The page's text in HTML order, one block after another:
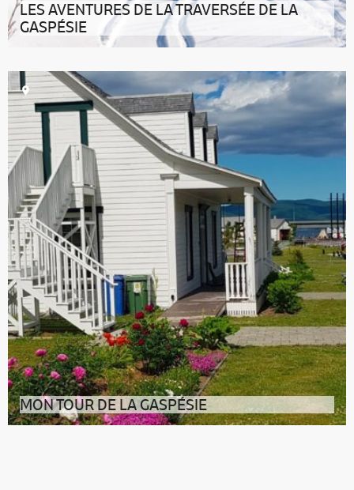
LES AVENTURES DE LA TRAVERSÉE DE LA
GASPÉSIE
Essayer la TDLG, c’est l’adopter ! À vivre dans les
couleurs automnales ou en pl
MON TOUR DE LA GASPÉSIE